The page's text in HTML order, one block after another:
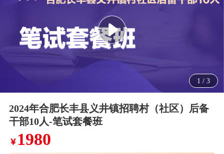
1 / 3
2024年合肥长丰县义井镇招聘村（社区）后备
干部10人-笔试套餐班
￥1980